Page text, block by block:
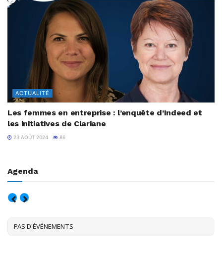
ACTUALITÉ
Les femmes en entreprise : l’enquête d’Indeed et
les initiatives de Clariane
23 AOÛT 2024 86
Agenda
PAS D'ÉVÉNEMENTS